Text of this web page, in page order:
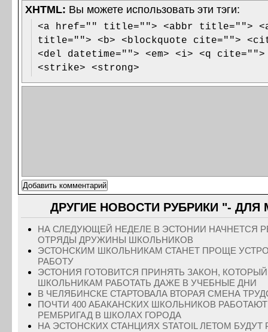
XHTML: Вы можете использовать эти тэги:
<a href="" title=""> <abbr title="">
title=""> <b> <blockquote cite="">
<del datetime=""> <em> <i> <q cite="">
<strike> <strong>
ДРУГИЕ НОВОСТИ РУБРИКИ "-
НА СЛЕДУЮЩЕЙ НЕДЕЛЕ В ЭСТОНИИ НАЧНЕТСЯ
ОТРЯДЫ ДРУЖИНЫ ШКОЛЬНИКОВ
ЭСТОНСКИМ ШКОЛЬНИКАМ СТАНЕТ ПРОЩЕ
РАБОТУ
ЭСТОНИЯ ГОТОВИТСЯ ПРИНЯТЬ ЗАКОН,
ШКОЛЬНИКАМ РАБОТАТЬ ДАЖЕ В УЧЕБНЫЕ ДНИ
В ЧЕЛЯБИНСКЕ СТАРТОВАЛА ВТОРАЯ СМЕНА
ПОЧТИ 400 АБАКАНСКИХ ШКОЛЬНИКОВ
РЕМБРИГАД В ШКОЛАХ ГОРОДА
НА ЭСТОНСКИХ СТАНЦИЯХ STATOIL ЛЕТОМ БУДУТ